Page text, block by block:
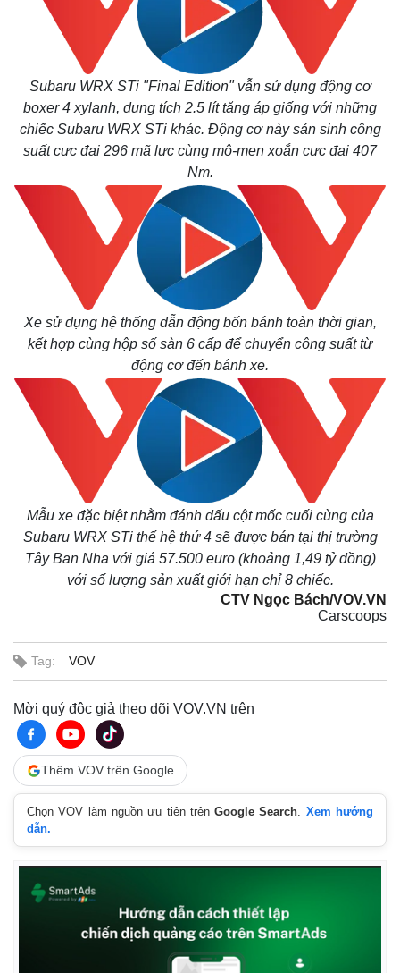
Bất động sản
Khởi nghiệp
Thị trường
Giá vàng
Tiêu dùng
Tỷ giá
Chứng khoán
Giá cà phê
Subaru WRX STi "Final Edition" vẫn sử dụng động cơ
boxer 4 xylanh, dung tích 2.5 lít tăng áp giống với những
chiếc Subaru WRX STi khác. Động cơ này sản sinh công
suất cực đại 296 mã lực cùng mô-men xoắn cực đại 407
Nm.
Xe sử dụng hệ thống dẫn động bốn bánh toàn thời gian,
kết hợp cùng hộp số sàn 6 cấp để chuyển công suất từ
động cơ đến bánh xe.
Mẫu xe đặc biệt nhằm đánh dấu cột mốc cuối cùng của
Subaru WRX STi thế hệ thứ 4 sẽ được bán tại thị trường
Tây Ban Nha với giá 57.500 euro (khoảng 1,49 tỷ đồng)
với số lượng sản xuất giới hạn chỉ 8 chiếc.
CTV Ngọc Bách/VOV.VN
Carscoops
Tag: VOV
Mời quý độc giả theo dõi VOV.VN trên
Thêm VOV trên Google
Chọn VOV làm nguồn ưu tiên trênGoogle Search. Xem hướng
dẫn.